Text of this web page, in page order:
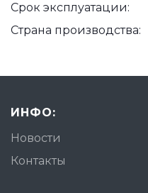
Срок эксплуатации:
Страна производства:
ИНФО:
Новости
Контакты